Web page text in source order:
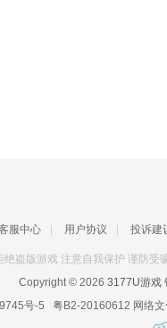
服中心 用户协议 投诉建
盗版游戏 注意自我保护 谨防
Copyright © 2026 3177U游戏
号-5 粤B2-20160612 网络